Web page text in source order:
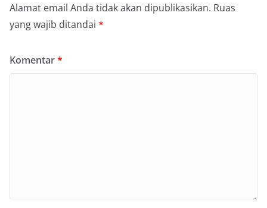
Alamat email Anda tidak akan dipublikasikan. Ruas
yang wajib ditandai *
Komentar*